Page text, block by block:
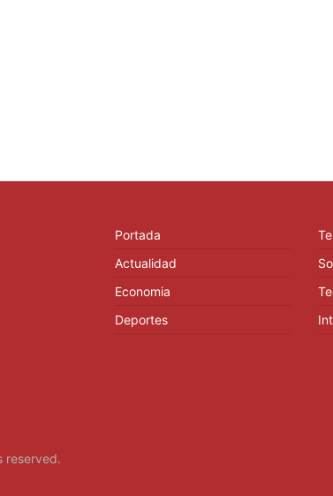
Portada
Actualidad
Economia
Deportes
reserved.